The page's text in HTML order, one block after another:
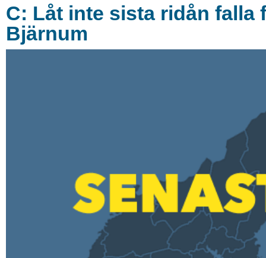
C: Låt inte sista ridån falla
Bjärnum